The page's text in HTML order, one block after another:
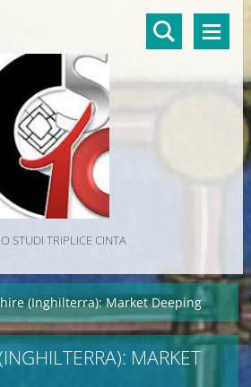
STUDI TRIPLICE CINTA
(Inghilterra): Market Deeping
MARKET